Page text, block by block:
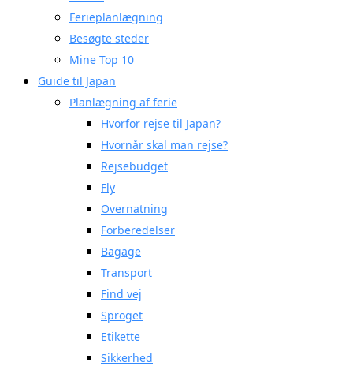
Ferieplanlægning
Besøgte steder
Mine Top 10
Guide til Japan
Planlægning af ferie
Hvorfor rejse til Japan?
Hvornår skal man rejse?
Rejsebudget
Fly
Overnatning
Forberedelser
Bagage
Transport
Find vej
Sproget
Etikette
Sikkerhed